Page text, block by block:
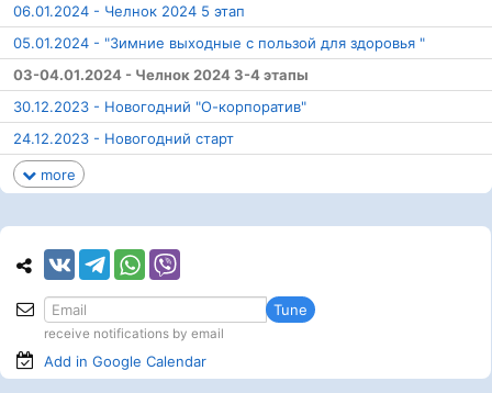
06.01.2024 - Челнок 2024 5 этап
05.01.2024 - "Зимние выходные с пользой для здоровья "
03-04.01.2024 - Челнок 2024 3-4 этапы
30.12.2023 - Новогодний "О-корпоратив"
24.12.2023 - Новогодний старт
more
Tune
receive notifications by email
Add in Google Calendar